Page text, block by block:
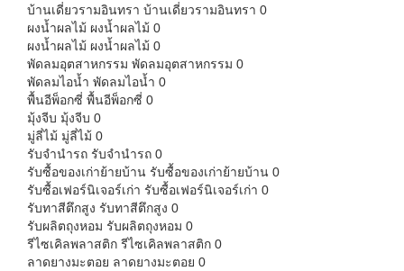
บ้านเดี่ยวรามอินทรา บ้านเดี่ยวรามอินทรา 0
ผงน้ำผลไม้ ผงน้ำผลไม้ 0
ผงน้ำผลไม้ ผงน้ำผลไม้ 0
พัดลมอุตสาหกรรม พัดลมอุตสาหกรรม 0
พัดลมไอน้ำ พัดลมไอน้ำ 0
พื้นอีพ็อกซี่ พื้นอีพ็อกซี่ 0
มุ้งจีบ มุ้งจีบ 0
มู่ลี่ไม้ มู่ลี่ไม้ 0
รับจำนำรถ รับจำนำรถ 0
รับซื้อของเก่าย้ายบ้าน รับซื้อของเก่าย้ายบ้าน 0
รับซื้อเฟอร์นิเจอร์เก่า รับซื้อเฟอร์นิเจอร์เก่า 0
รับทาสีตึกสูง รับทาสีตึกสูง 0
รับผลิตถุงหอม รับผลิตถุงหอม 0
รีไซเคิลพลาสติก รีไซเคิลพลาสติก 0
ลาดยางมะตอย ลาดยางมะตอย 0